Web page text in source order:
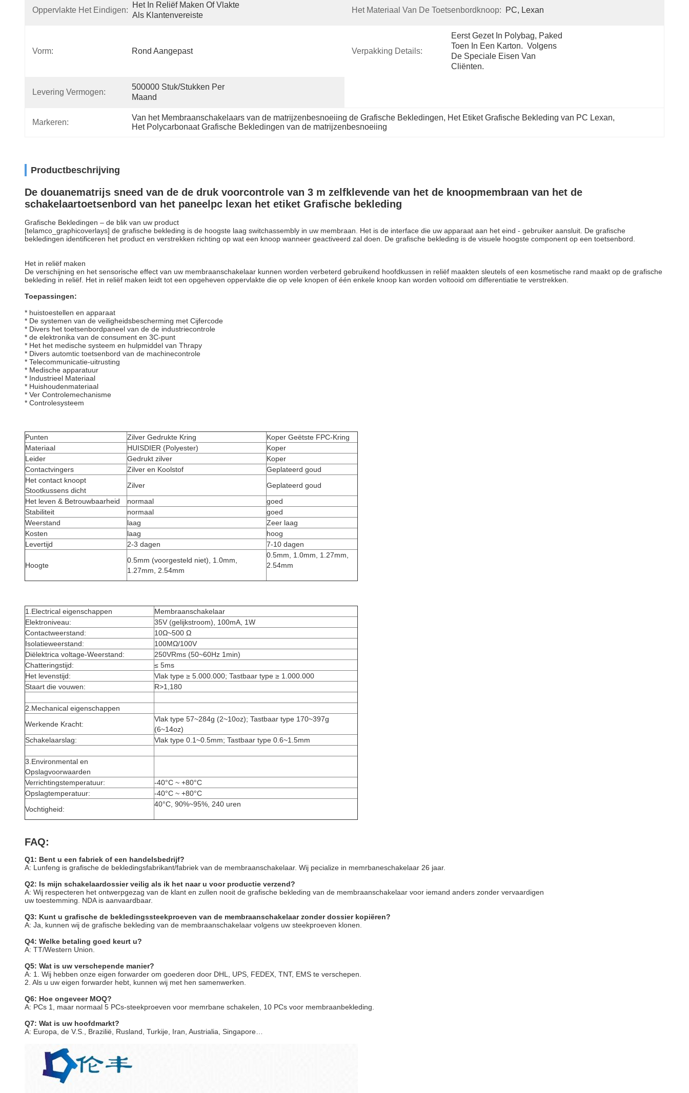
Oppervlakte Het Eindigen:
Het In Reliëf Maken Of Vlakte
Als Klantenvereiste
Het Materiaal Van De Toetsenbordknoop: PC, Lexan
Vorm: Rond Aangepast Verpakking Details:
Eerst Gezet In Polybag, Paked
Toen In Een Karton.  Volgens
De Speciale Eisen Van
Cliënten.
Levering Vermogen:
500000 Stuk/stukken Per
Maand
Markeren:
Van het Membraanschakelaars van de matrijzenbesnoeiing de Grafische Bekledingen, Het Etiket Grafische Bekleding van PC Lexan,
Het Polycarbonaat Grafische Bekledingen van de matrijzenbesnoeiing
Productbeschrijving
De douanematrijs sneed van de de druk voorcontrole van 3 m zelfklevende van het de knoopmembraan van het de
schakelaartoetsenbord van het paneelpc lexan het etiket Grafische bekleding
Grafische Bekledingen – de blik van uw product
[telamco_graphicoverlays] de grafische bekleding is de hoogste laag switchassembly in uw membraan. Het is de interface die uw apparaat aan het eind - gebruiker aansluit. De grafische
bekledingen identificeren het product en verstrekken richting op wat een knoop wanneer geactiveerd zal doen. De grafische bekleding is de visuele hoogste component op een toetsenbord.
Het in reliëf maken
De verschijning en het sensorische effect van uw membraanschakelaar kunnen worden verbeterd gebruikend hoofdkussen in reliëf maakten sleutels of een kosmetische rand maakt op de grafische
bekleding in reliëf. Het in reliëf maken leidt tot een opgeheven oppervlakte die op vele knopen of één enkele knoop kan worden voltooid om differentiatie te verstrekken.
Toepassingen:
* huistoestellen en apparaat
* De systemen van de veiligheidsbescherming met Cijfercode
* Divers het toetsenbordpaneel van de de industriecontrole
* de elektronika van de consument en 3C-punt
* Het het medische systeem en hulpmiddel van Thrapy
* Divers automtic toetsenbord van de machinecontrole
* Telecommunicatie-uitrusting
* Medische apparatuur
* Industrieel Materiaal
* Huishoudenmateriaal
* Ver Controlemechanisme
* Controlesysteem
Punten Zilver Gedrukte Kring
Koper Geëtste FPC-Kring
Materiaal
HUISDIER (Polyester)
Koper
Leider
Gedrukt zilver
Koper
Contactvingers
Zilver en Koolstof
Geplateerd goud
Het contact knoopt
Stootkussens dicht
Zilver
Geplateerd goud
Het leven & Betrouwbaarheid
normaal
goed
Stabiliteit
normaal
goed
Weerstand
laag
Zeer laag
Kosten
laag
hoog
Levertijd
2-3 dagen 7-10 dagen
Hoogte
0.5mm (voorgesteld niet), 1.0mm,
1.27mm, 2.54mm
0.5mm, 1.0mm, 1.27mm,
2.54mm
1.Electrical eigenschappen
Membraanschakelaar
Elektroniveau:
35V (gelijkstroom), 100mA, 1W
Contactweerstand:
10Ω~500 Ω
Isolatieweerstand:
100MΩ/100V
Diëlektrica voltage-Weerstand:
250VRms (50~60Hz 1min)
Chatteringstijd:
≤ 5ms
Het levenstijd:
Vlak type ≥ 5.000.000; Tastbaar type ≥ 1.000.000
Staart die vouwen:
R>1,180
2.Mechanical eigenschappen
Werkende Kracht:
Vlak type 57~284g (2~10oz); Tastbaar type 170~397g
(6~14oz)
Schakelaarslag:
Vlak type 0.1~0.5mm; Tastbaar type 0.6~1.5mm
3.Environmental en
Opslagvoorwaarden
Verrichtingstemperatuur:
-40°C ~ +80°C
Opslagtemperatuur:
-40°C ~ +80°C
Vochtigheid:
40°C, 90%~95%, 240 uren
FAQ:
Q1: Bent u een fabriek of een handelsbedrijf?
A: Lunfeng is grafische de bekledingsfabrikant/fabriek van de membraanschakelaar. Wij pecialize in memrbaneschakelaar 26 jaar.
Q2: Is mijn schakelaardossier veilig als ik het naar u voor productie verzend?
A: Wij respecteren het ontwerpgezag van de klant en zullen nooit de grafische bekleding van de membraanschakelaar voor iemand anders zonder vervaardigen
uw toestemming. NDA is aanvaardbaar.
Q3: Kunt u grafische de bekledingssteekproeven van de membraanschakelaar zonder dossier kopiëren?
A: Ja, kunnen wij de grafische bekleding van de membraanschakelaar volgens uw steekproeven klonen.
Q4: Welke betaling goed keurt u?
A: TT/Western Union.
Q5: Wat is uw verschepende manier?
A: 1. Wij hebben onze eigen forwarder om goederen door DHL, UPS, FEDEX, TNT, EMS te verschepen.
2. Als u uw eigen forwarder hebt, kunnen wij met hen samenwerken.
Q6: Hoe ongeveer MOQ?
A: PCs 1, maar normaal 5 PCs-steekproeven voor memrbane schakelen, 10 PCs voor membraanbekleding.
Q7: Wat is uw hoofdmarkt?
A: Europa, de V.S., Brazilië, Rusland, Turkije, Iran, Austrialia, Singapore…